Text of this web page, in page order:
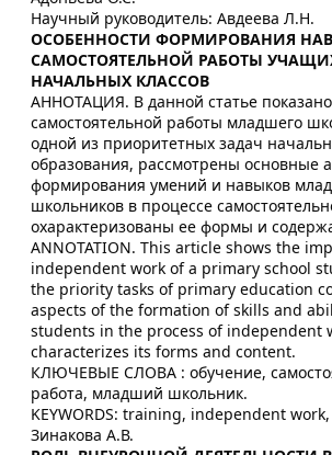
Научный руководитель: Авдеева Л.Н.
ОСОБЕННОСТИ ФОРМИРОВАНИЯ
САМОСТОЯТЕЛЬНОЙ РАБОТЫ
НАЧАЛЬНЫХ КЛАССОВ
АННОТАЦИЯ. В данной статье
самостоятельной работы младшего
одной из приоритетных задач
образования, рассмотрены основные
формирования умений и навыков
школьников в процессе
охарактеризованы ее формы и
ANNOTATION. This article shows the
independent work of a primary school
the priority tasks of primary education
aspects of the formation of skills and
students in the process of independent
characterizes its forms and content.
КЛЮЧЕВЫЕ СЛОВА : обучение,
работа, младший школьник.
KEYWORDS: training, independent
Зинакова А.В.